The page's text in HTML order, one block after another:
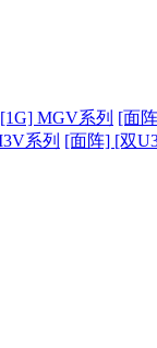
MGV系列 [面
系列 [面阵] [双